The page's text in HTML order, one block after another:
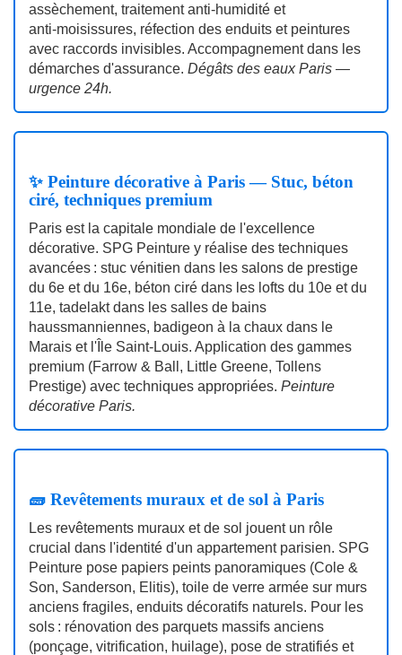
assèchement, traitement anti‑humidité et
anti‑moisissures, réfection des enduits et peintures
avec raccords invisibles. Accompagnement dans les
démarches d'assurance. Dégâts des eaux Paris —
urgence 24h.
✨ Peinture décorative à Paris — Stuc, béton
ciré, techniques premium
Paris est la capitale mondiale de l'excellence
décorative. SPG Peinture y réalise des techniques
avancées : stuc vénitien dans les salons de prestige
du 6e et du 16e, béton ciré dans les lofts du 10e et du
11e, tadelakt dans les salles de bains
haussmanniennes, badigeon à la chaux dans le
Marais et l'Île Saint‑Louis. Application des gammes
premium (Farrow & Ball, Little Greene, Tollens
Prestige) avec techniques appropriées. Peinture
décorative Paris.
🧱 Revêtements muraux et de sol à Paris
Les revêtements muraux et de sol jouent un rôle
crucial dans l'identité d'un appartement parisien. SPG
Peinture pose papiers peints panoramiques (Cole &
Son, Sanderson, Elitis), toile de verre armée sur murs
anciens fragiles, enduits décoratifs naturels. Pour les
sols : rénovation des parquets massifs anciens
(ponçage, vitrification, huilage), pose de stratifiés et